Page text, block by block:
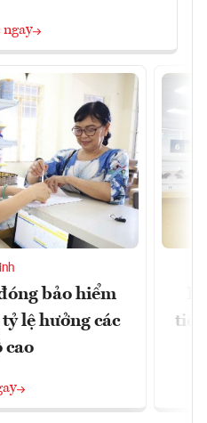
bảo hiểm
lệ hưởng các
cao